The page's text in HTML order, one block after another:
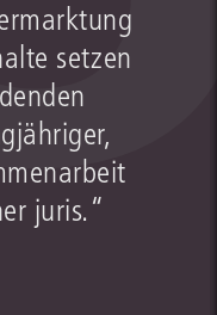
setzen
juris.“